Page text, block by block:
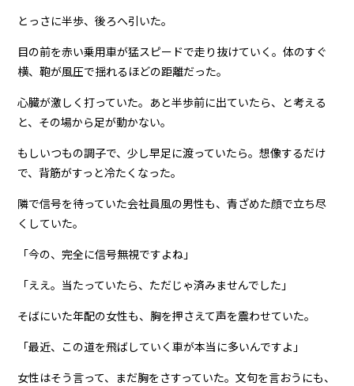
とっさに半歩、後ろへ引いた。
目の前を赤い乗用車が猛スピードで走り抜けていく。体のすぐ
横、鞄が風圧で揺れるほどの距離だった。
心臓が激しく打っていた。あと半歩前に出ていたら、と考える
と、その場から足が動かない。
もしいつもの調子で、少し早足に渡っていたら。想像するだけ
で、背筋がすっと冷たくなった。
隣で信号を待っていた会社員風の男性も、青ざめた顔で立ち尽
くしていた。
「今の、完全に信号無視ですよね」
「ええ。当たっていたら、ただじゃ済みませんでした」
そばにいた年配の女性も、胸を押さえて声を震わせていた。
「最近、この道を飛ばしていく車が本当に多いんですよ」
女性はそう言って、まだ胸をさすっていた。文句を言おうにも、